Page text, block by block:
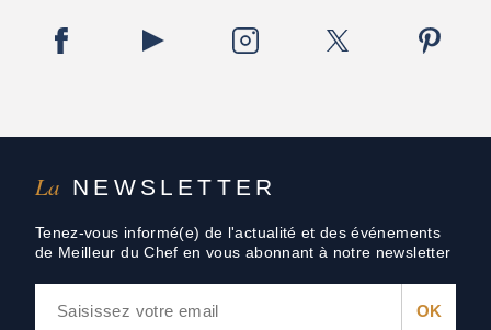
La NEWSLETTER
Tenez-vous informé(e) de l'actualité et des événements
de Meilleur du Chef en vous abonnant à notre newsletter